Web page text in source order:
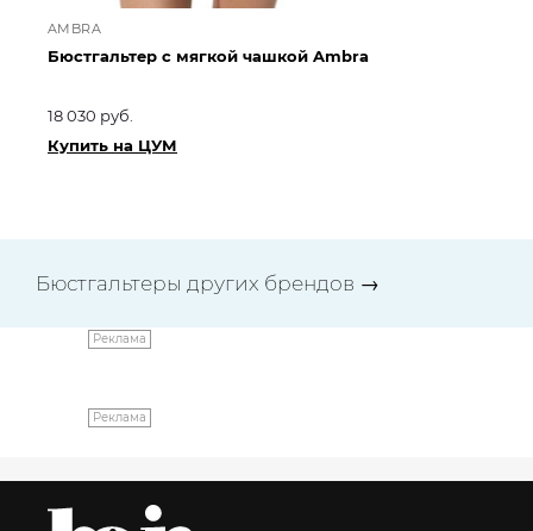
AMBRA
Бюстгальтер с мягкой чашкой Ambra
18 030 руб.
Купить на ЦУМ
Бюстгальтеры других брендов →
Реклама
Реклама